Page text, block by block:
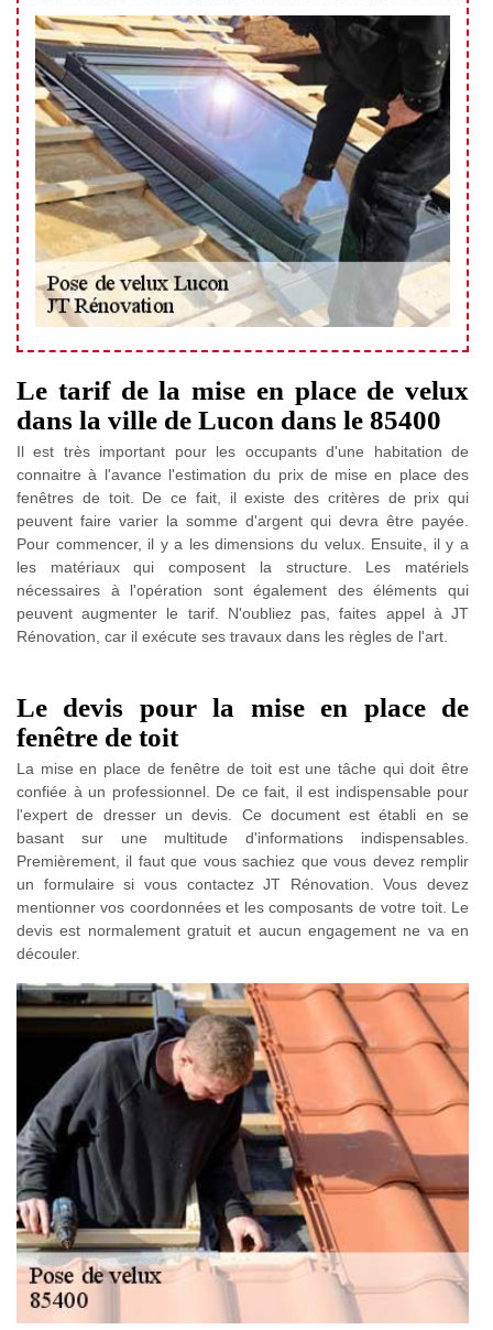
Le tarif de la mise en place de velux
dans la ville de Lucon dans le 85400
Il est très important pour les occupants d'une habitation de
connaitre à l'avance l'estimation du prix de mise en place des
fenêtres de toit. De ce fait, il existe des critères de prix qui
peuvent faire varier la somme d'argent qui devra être payée.
Pour commencer, il y a les dimensions du velux. Ensuite, il y a
les matériaux qui composent la structure. Les matériels
nécessaires à l'opération sont également des éléments qui
peuvent augmenter le tarif. N'oubliez pas, faites appel à JT
Rénovation, car il exécute ses travaux dans les règles de l'art.
Le devis pour la mise en place de
fenêtre de toit
La mise en place de fenêtre de toit est une tâche qui doit être
confiée à un professionnel. De ce fait, il est indispensable pour
l'expert de dresser un devis. Ce document est établi en se
basant sur une multitude d'informations indispensables.
Premièrement, il faut que vous sachiez que vous devez remplir
un formulaire si vous contactez JT Rénovation. Vous devez
mentionner vos coordonnées et les composants de votre toit. Le
devis est normalement gratuit et aucun engagement ne va en
découler.